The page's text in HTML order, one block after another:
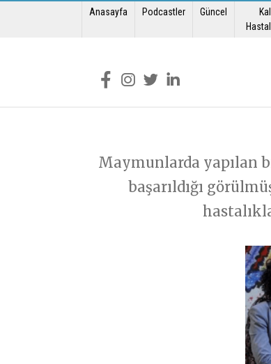
Anasayfa Podcastler Güncel
Maymunlarda yapılan
başarıldığı